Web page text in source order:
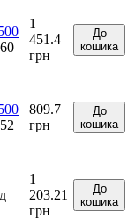
1
451.4
грн
До
кошика
809.7
грн
До
кошика
1
203.21
грн
До
кошика